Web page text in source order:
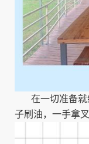
在一切准备
子刷油，一手拿